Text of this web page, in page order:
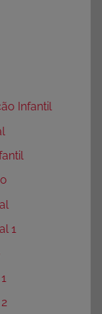
Infantil
1